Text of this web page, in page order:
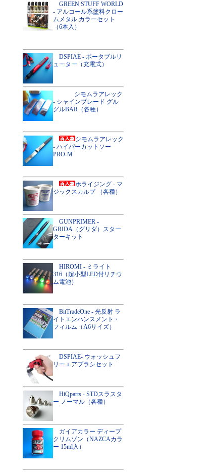
GREEN STUFF WORLD
- アルコール系塗料クロー
ムメタル カラーセット
（6本入）
DSPIAE - ポータブルリ
ューター（充電式）
シモムラアレック
- シャインブレード グル
グルBAR（各種）
シモムラアレック
- ハイパーカットソー
PRO-M
ホライジング - マ
ジックスカルプ （各種）
GUNPRIMER -
GRIDA（グリダ）スター
ターキット
HIROMI - ミライト
316（超小型LED付リチウ
ム電池）
BitTradeOne - 光反射 ラ
イトエンハンスメント・
フィルム（A6サイズ）
DSPIAE- ウォッシュフ
リーエアブラシセット
HiQparts - STDスラスタ
ー ノーマル（各種）
ガイアカラー ディープ
クリムゾン（NAZCAカラ
ー 15ml入）